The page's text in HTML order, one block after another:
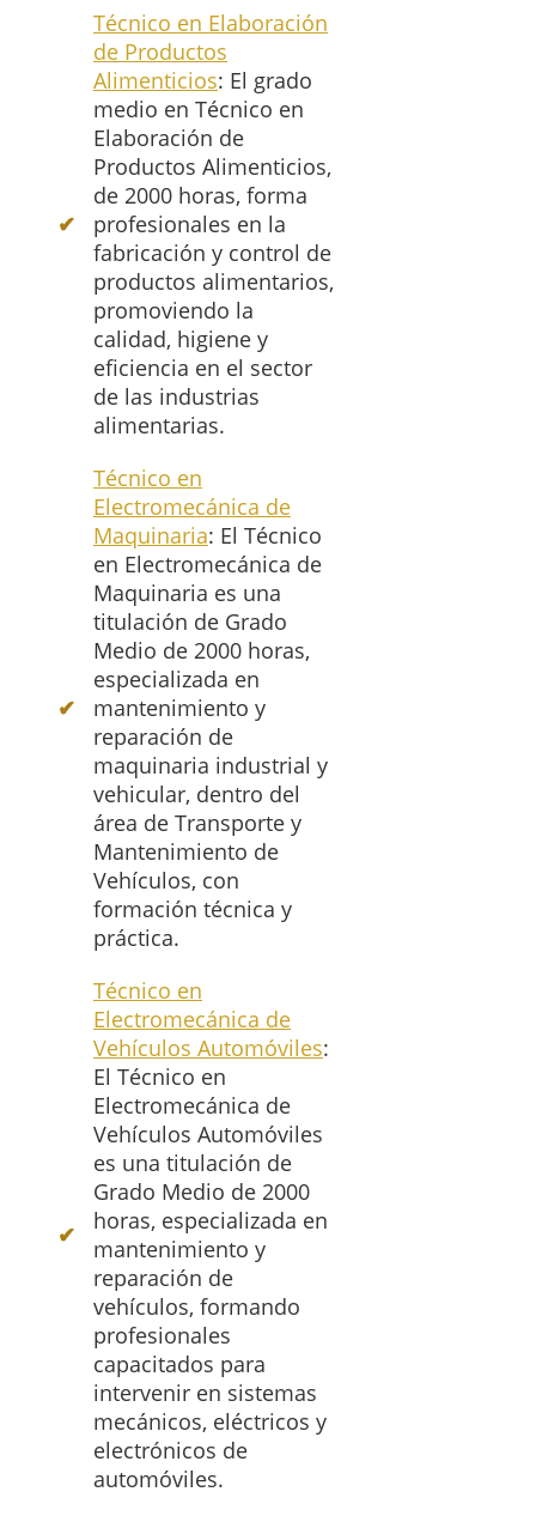
Técnico en Elaboración
de Productos
Alimenticios: El grado
medio en Técnico en
Elaboración de
Productos Alimenticios,
de 2000 horas, forma
profesionales en la
fabricación y control de
productos alimentarios,
promoviendo la
calidad, higiene y
eficiencia en el sector
de las industrias
alimentarias.
Técnico en
Electromecánica de
Maquinaria: El Técnico
en Electromecánica de
Maquinaria es una
titulación de Grado
Medio de 2000 horas,
especializada en
mantenimiento y
reparación de
maquinaria industrial y
vehicular, dentro del
área de Transporte y
Mantenimiento de
Vehículos, con
formación técnica y
práctica.
Técnico en
Electromecánica de
Vehículos Automóviles:
El Técnico en
Electromecánica de
Vehículos Automóviles
es una titulación de
Grado Medio de 2000
horas, especializada en
mantenimiento y
reparación de
vehículos, formando
profesionales
capacitados para
intervenir en sistemas
mecánicos, eléctricos y
electrónicos de
automóviles.